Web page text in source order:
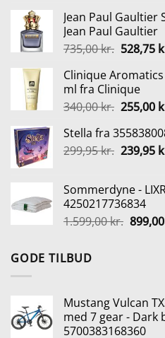
pris
var:
Jean Paul Gaultier
Jean Paul Gaultier
735,00kr. Den
pris
var:
735,00
528,75
Clinique
ml fra Clinique
340,00kr. Den
pris
var:
255,00
Stella fra
299,95kr. Den
var:
299,95 kr..
239,95
Sommerdyne -
4250217736834
1.599,00kr. Den
899,00
GODE TILBUD
Mustang Vulcan
med 7 gear - Dark
5700383168360